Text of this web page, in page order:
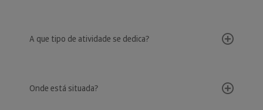
A que tipo de atividade se dedica?
Onde está situada?